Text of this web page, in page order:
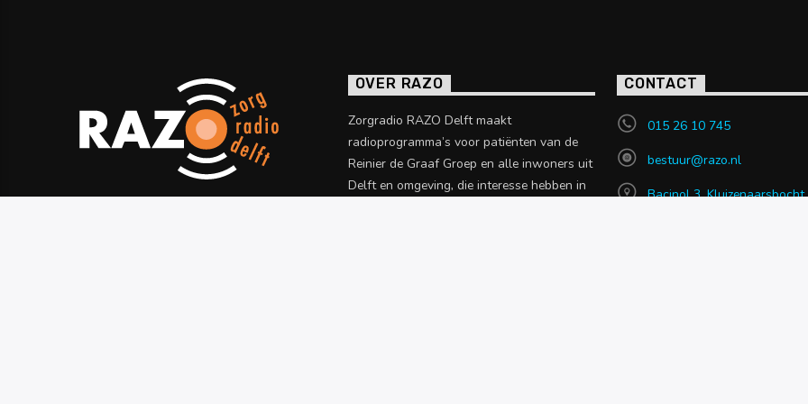
OVER RAZO
Zorgradio RAZO Delft maakt
radioprogramma’s voor patiënten van de
Reinier de Graaf Groep en alle inwoners uit
Delft en omgeving, die interesse hebben in
CONTACT
015 26 10 745
bestuur@razo.nl
Bacinol 3, Kluizenaarsbocht